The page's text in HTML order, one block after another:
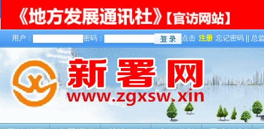
用户： 密码： 点击 注册 忘记密码 || 总
关于我们